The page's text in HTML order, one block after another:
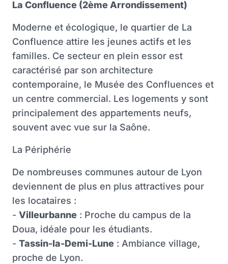
La Confluence (2ème Arrondissement)
Moderne et écologique, le quartier de La
Confluence attire les jeunes actifs et les
familles. Ce secteur en plein essor est
caractérisé par son architecture
contemporaine, le Musée des Confluences et
un centre commercial. Les logements y sont
principalement des appartements neufs,
souvent avec vue sur la Saône.
La Périphérie
De nombreuses communes autour de Lyon
deviennent de plus en plus attractives pour
les locataires :
- Villeurbanne : Proche du campus de la
Doua, idéale pour les étudiants.
- Tassin-la-Demi-Lune : Ambiance village,
proche de Lyon.